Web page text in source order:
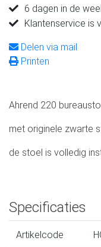
6 dagen in de
Klantenservice is
Delen via mail
Printen
Ahrend 220
met originele zwarte
de stoel is volledig
Specificaties
Artikelcode